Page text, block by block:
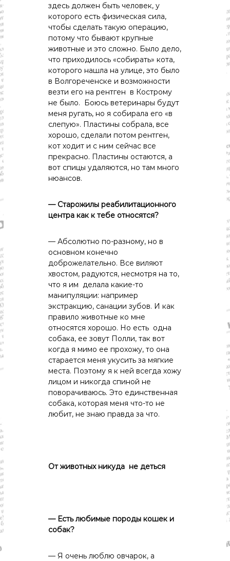
здесь должен быть человек, у
которого есть физическая сила,
чтобы сделать такую операцию,
потому что бывают крупные
животные и это сложно. Было дело,
что приходилось «собирать» кота,
которого нашла на улице, это было
в Волгореченске и возможности
везти его на рентген в Кострому
не было. Боюсь ветеринары будут
меня ругать, но я собирала его «в
слепую». Пластины собрала, все
хорошо, сделали потом рентген,
кот ходит и с ним сейчас все
прекрасно. Пластины остаются, а
вот спицы удаляются, но там много
нюансов.
— Старожилы реабилитационного
центра как к тебе относятся?
— Абсолютно по-разному, но в
основном конечно
доброжелательно. Все виляют
хвостом, радуются, несмотря на то,
что я им делала какие-то
манипуляции: например
экстракцию, санации зубов. И как
правило животные ко мне
относятся хорошо. Но есть одна
собака, ее зовут Полли, так вот
когда я мимо ее прохожу, то она
старается меня укусить за мягкие
места. Поэтому я к ней всегда хожу
лицом и никогда спиной не
поворачиваюсь. Это единственная
собака, которая меня что-то не
любит, не знаю правда за что.
От животных никуда не деться
— Есть любимые породы кошек и
собак?
— Я очень люблю овчарок, а